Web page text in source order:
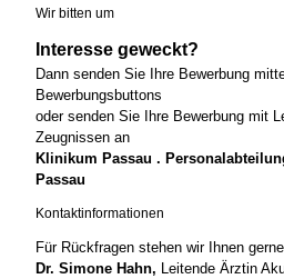
Wir bitten um
Interesse geweckt?
Dann senden Sie Ihre Bewerbung
Bewerbungsbuttons
oder senden Sie Ihre Bewerbung mit
Zeugnissen an
Klinikum Passau .
Passau
Kontaktinformationen
Für Rückfragen stehen wir Ihnen
Dr. Simone Hahn, Leitende Ärztin